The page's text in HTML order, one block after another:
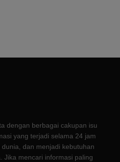
dengan berbagai cakupan isu
yang terjadi selama 24 jam
dan menjadi kebutuhan
Jika mencari informasi paling